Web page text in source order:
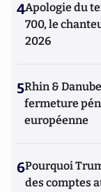
4Apologie du
700, le
2026
5Rhin &
fermeture
européenne
6Pourquoi
des comptes